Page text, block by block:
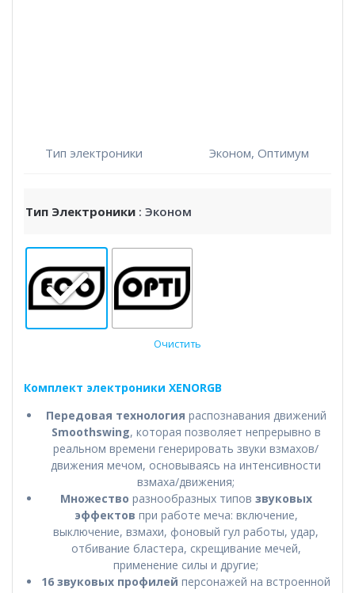
Тип электроники Эконом, Оптимум
Тип Электроники : Эконом
Очистить
Комплект электроники XENORGB
Передовая технология распознавания движений
Smoothswing, которая позволяет непрерывно в
реальном времени генерировать звуки взмахов/
движения мечом, основываясь на интенсивности
взмаха/движения;
Множество разнообразных типов звуковых
эффектов при работе меча: включение,
выключение, взмахи, фоновый гул работы, удар,
отбивание бластера, скрещивание мечей,
применение силы и другие;
16 звуковых профилей персонажей на встроенной